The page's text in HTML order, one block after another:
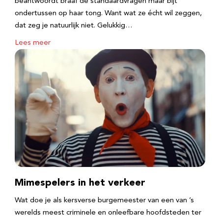
ondertussen op haar tong. Want wat ze écht wil zeggen,
dat zeg je natuurlijk niet. Gelukkig…
Lees meer
Mimespelers in het verkeer
Wat doe je als kersverse burgemeester van een van ’s
werelds meest criminele en onleefbare hoofdsteden ter